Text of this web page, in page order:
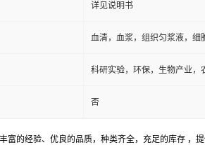
详见说明书
血清，血浆，组织匀浆液，细
科研实验，环保，生物产业，
否
富的经验、优良的品质，种类齐全，充足的库存